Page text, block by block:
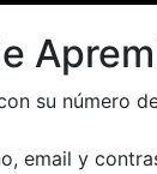
su número
email y